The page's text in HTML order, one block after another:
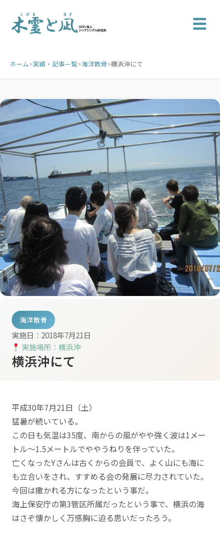
☰
ホーム>実績・記事一覧>海洋散骨>横浜沖にて
海洋散骨
実施日：2018年7月21日
実施場所：横浜沖
横浜沖にて
平成30年7月21日（土）
猛暑が続いている。
この日も気温は35度、南からの風がやや強く波は1メー
トル～1.5メートルでややうねりを伴っていた。
亡くなったYさんは古くからの会員で、よく山にも海に
も立合いをされ、すすめる会の発展に尽力されていた。
今回は撒かれる方になったという事だ。
海上保安庁の第3管区所属だったという事で、横浜の海
はさぞ懐かしく万感胸に迫る思いだったろう。